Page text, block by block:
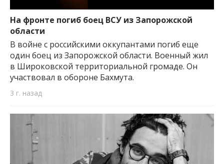
На фронте погиб боец ВСУ из Запорожской
области
В войне с российскими оккупантами погиб еще
один боец из Запорожской области. Военный жил
в Широковской территориальной громаде. Он
участвовал в обороне Бахмута.
3 г. назад